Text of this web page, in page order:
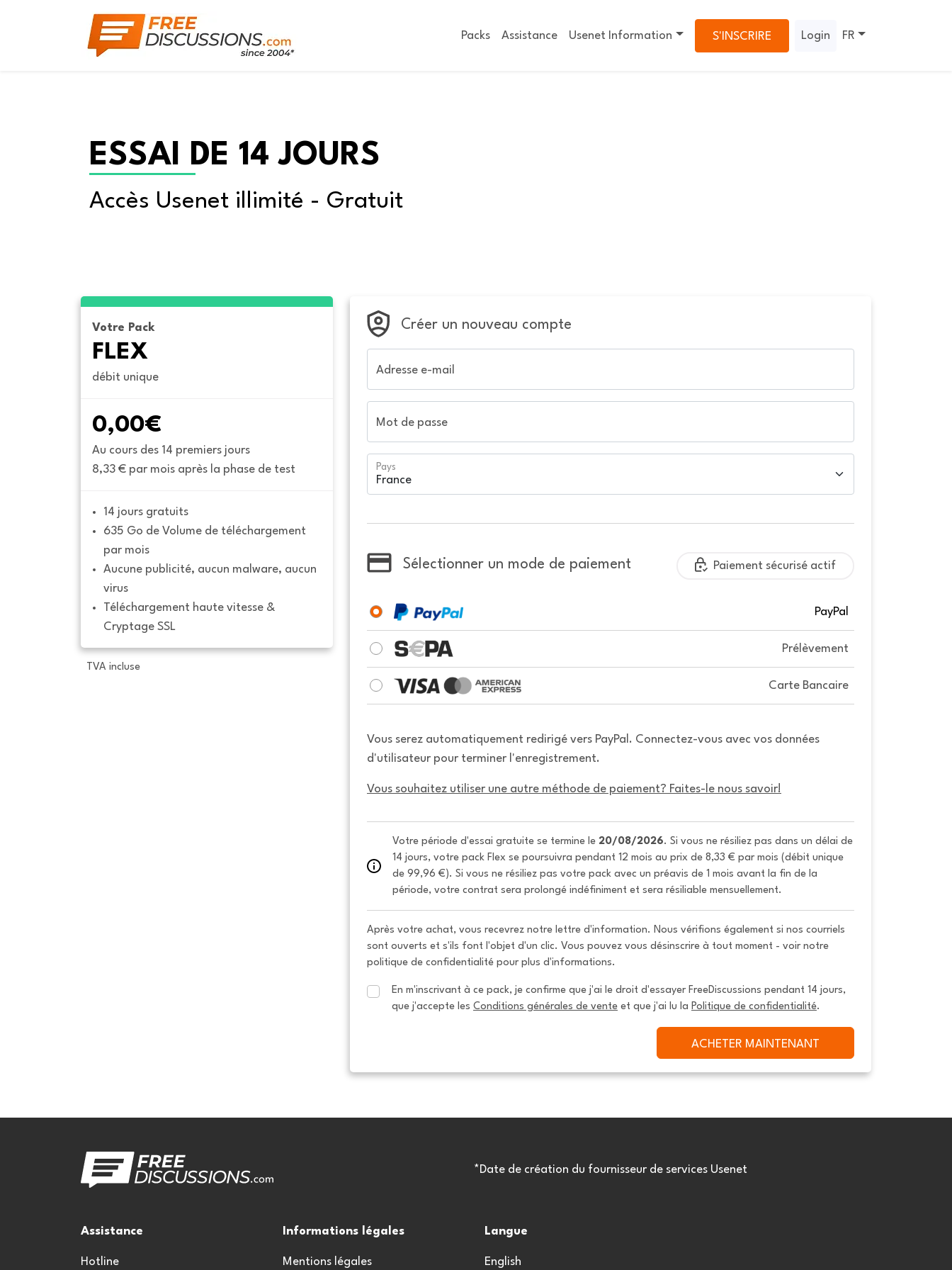
Packs Assistance Usenet Information S'INSCRIRE Login FR
ESSAI DE 14 JOURS
Accès Usenet illimité - Gratuit
Votre Pack
FLEX
débit unique
0,00€
Au cours des 14 premiers jours
8,33 € par mois après la phase de test
14 jours gratuits
635 Go de Volume de téléchargement
par mois
Aucune publicité, aucun malware, aucun
virus
Téléchargement haute vitesse &
Cryptage SSL
TVA incluse
Créer un nouveau compte
Adresse e-mail
Mot de passe
Pays
Sélectionner un mode de paiement Paiement sécurisé actif
PayPal
Prélèvement
Carte Bancaire
Vous serez automatiquement redirigé vers PayPal. Connectez-vous avec vos données
d'utilisateur pour terminer l'enregistrement.
Vous souhaitez utiliser une autre méthode de paiement? Faites-le nous savoir!
Votre période d'essai gratuite se termine le 20/08/2026. Si vous ne résiliez pas dans un délai de
14 jours, votre pack Flex se poursuivra pendant 12 mois au prix de 8,33 € par mois (débit unique
de 99,96 €). Si vous ne résiliez pas votre pack avec un préavis de 1 mois avant la fin de la
période, votre contrat sera prolongé indéfiniment et sera résiliable mensuellement.
Après votre achat, vous recevrez notre lettre d'information. Nous vérifions également si nos courriels
sont ouverts et s'ils font l'objet d'un clic. Vous pouvez vous désinscrire à tout moment - voir notre
politique de confidentialité pour plus d'informations.
En m'inscrivant à ce pack, je confirme que j'ai le droit d'essayer FreeDiscussions pendant 14 jours,
que j'accepte les Conditions générales de vente et que j'ai lu la Politique de confidentialité.
ACHETER MAINTENANT
*Date de création du fournisseur de services Usenet
Assistance
Hotline
Informations légales
Mentions légales
Langue
English